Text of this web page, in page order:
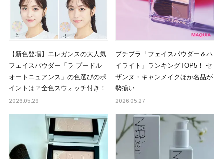
【新色登場】エレガンスの大人気
フェイスパウダー「ラ プードル
オートニュアンス」の色選びのポ
イントは？全色スウォッチ付き！
2026.05.29
プチプラ「フェイスパウダー＆ハ
イライト」ランキングTOP5！ セ
ザンヌ・キャンメイクほか名品が
勢揃い
2026.05.27